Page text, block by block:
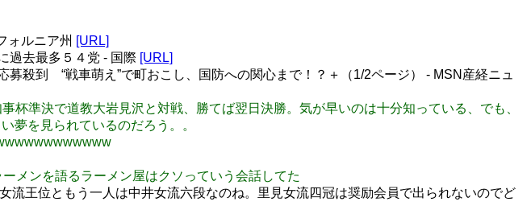
ォルニア州 [URL]
過去最多５４党 - 国際 [URL]
殺到 “戦車萌え”で町おこし、国防への関心まで！？＋（1/2ページ） - MSN産経ニュ
杯準決で道教大岩見沢と対戦、勝てば翌日決勝。気が早いのは十分知っている、でも、
夢を見られているのだろう。。
メンを語るラーメン屋はクソっていう会話してた
流王位ともう一人は中井女流六段なのね。里見女流四冠は奨励会員で出られないのでど